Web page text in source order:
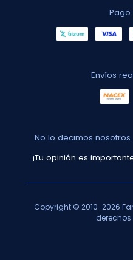
Pago
Envíos
No lo decimos
¡Tu opinión es
Copyright © 2010-2026
derechos